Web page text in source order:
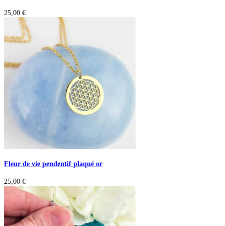
25,00 €
Fleur de vie pendentif plaqué or
25,00 €